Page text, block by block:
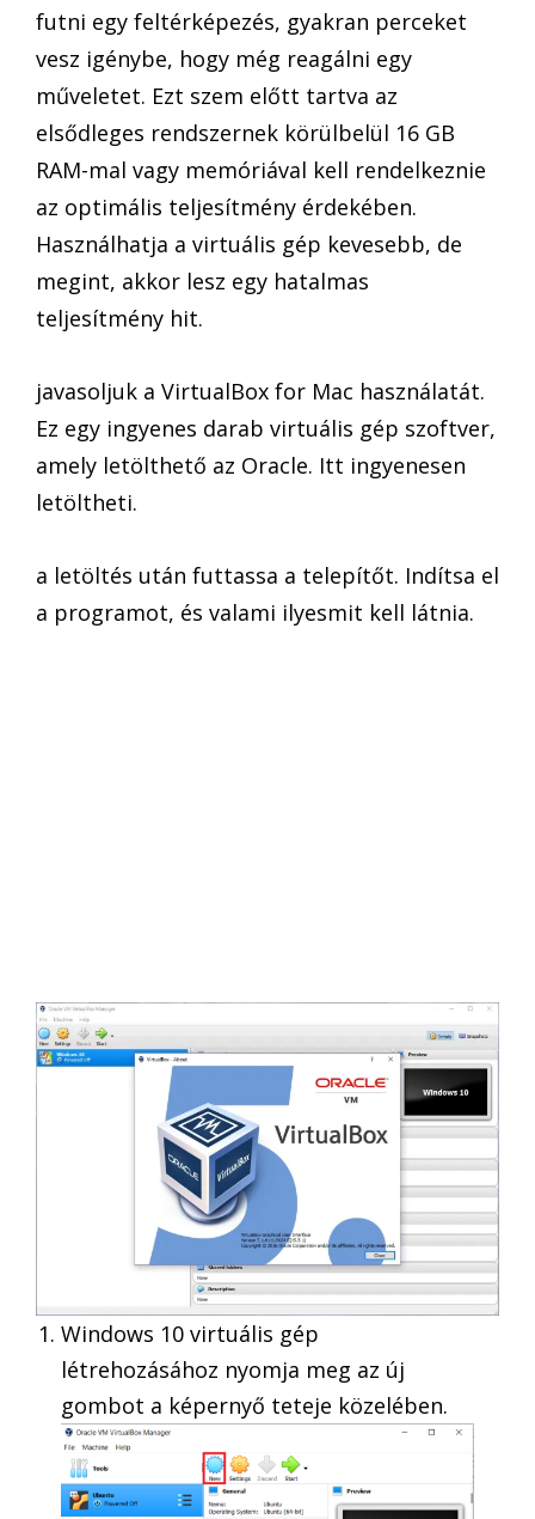
futni egy feltérképezés, gyakran perceket
vesz igénybe, hogy még reagálni egy
műveletet. Ezt szem előtt tartva az
elsődleges rendszernek körülbelül 16 GB
RAM-mal vagy memóriával kell rendelkeznie
az optimális teljesítmény érdekében.
Használhatja a virtuális gép kevesebb, de
megint, akkor lesz egy hatalmas
teljesítmény hit.
javasoljuk a VirtualBox for Mac használatát.
Ez egy ingyenes darab virtuális gép szoftver,
amely letölthető az Oracle. Itt ingyenesen
letöltheti.
a letöltés után futtassa a telepítőt. Indítsa el
a programot, és valami ilyesmit kell látnia.
Windows 10 virtuális gép
létrehozásához nyomja meg az új
gombot a képernyő teteje közelében.